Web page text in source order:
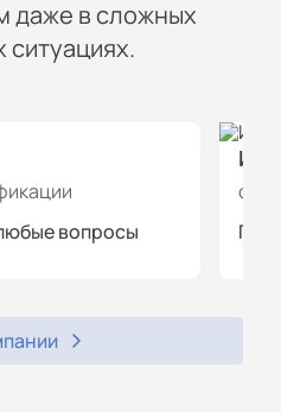
даже в сложных
вопросы